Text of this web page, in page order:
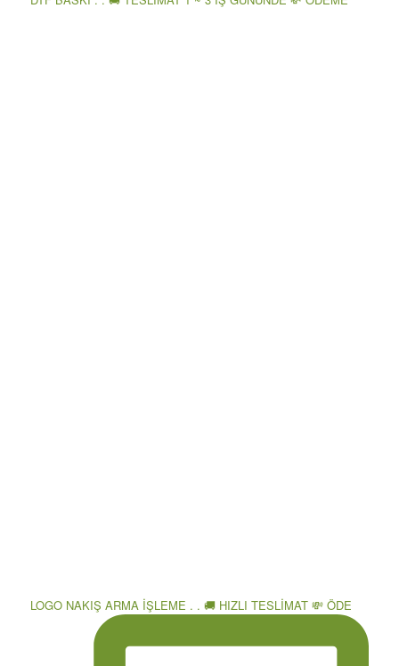
LOGO NAKIŞ ARMA İŞLEME . . 🚚 HIZLI TESLİMAT 💸 ÖDE